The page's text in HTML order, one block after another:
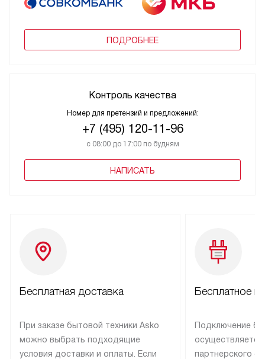
ПОДРОБНЕЕ
Контроль качества
Номер для претензий и предложений:
+7 (495) 120-11-96
с 08:00 до 17:00 по будням
НАПИСАТЬ
Бесплатная доставка
При заказе бытовой техники Asko
можно выбрать подходящие
условия доставки и оплаты. Если
Бесплатное
Подключение
партнерского